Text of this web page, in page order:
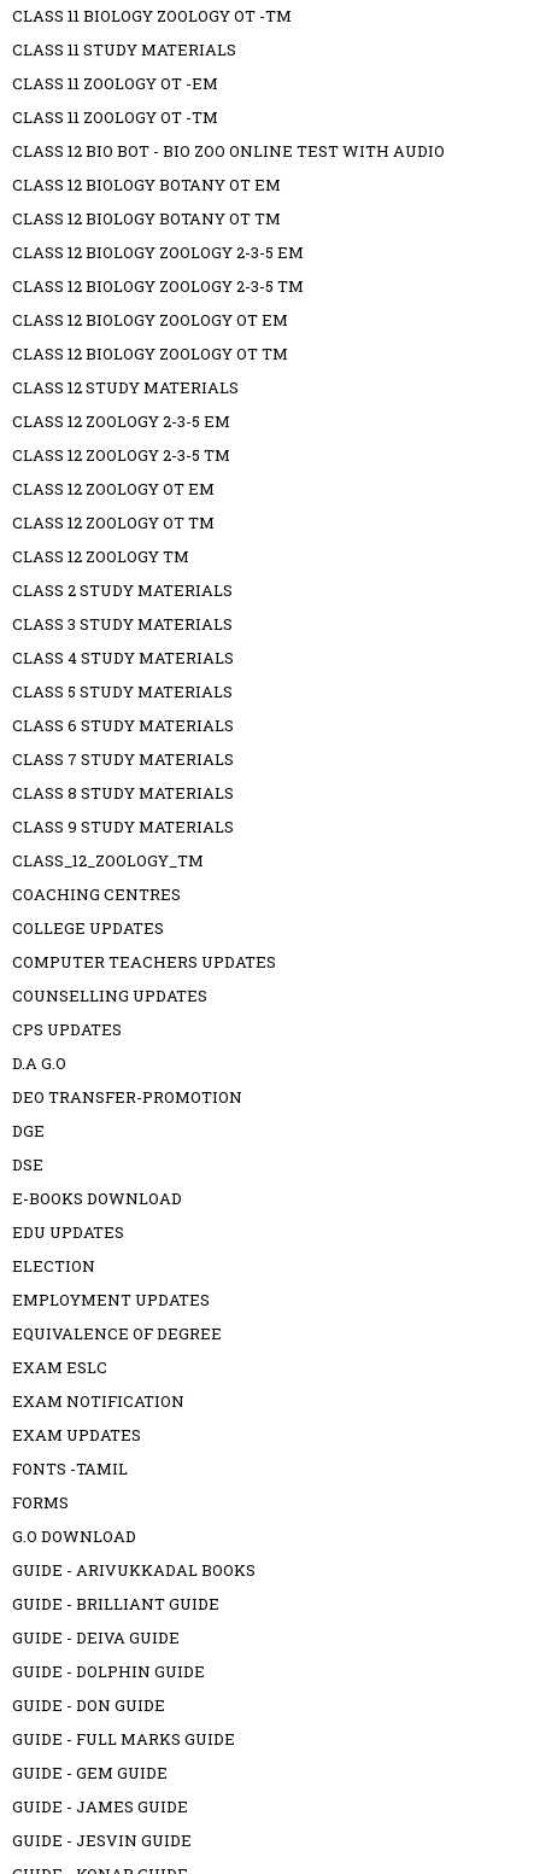
CLASS 11 BIOLOGY ZOOLOGY OT -TM
CLASS 11 STUDY MATERIALS
CLASS 11 ZOOLOGY OT -EM
CLASS 11 ZOOLOGY OT -TM
CLASS 12 BIO BOT - BIO ZOO ONLINE TEST WITH AUDIO
CLASS 12 BIOLOGY BOTANY OT EM
CLASS 12 BIOLOGY BOTANY OT TM
CLASS 12 BIOLOGY ZOOLOGY 2-3-5 EM
CLASS 12 BIOLOGY ZOOLOGY 2-3-5 TM
CLASS 12 BIOLOGY ZOOLOGY OT EM
CLASS 12 BIOLOGY ZOOLOGY OT TM
CLASS 12 STUDY MATERIALS
CLASS 12 ZOOLOGY 2-3-5 EM
CLASS 12 ZOOLOGY 2-3-5 TM
CLASS 12 ZOOLOGY OT EM
CLASS 12 ZOOLOGY OT TM
CLASS 12 ZOOLOGY TM
CLASS 2 STUDY MATERIALS
CLASS 3 STUDY MATERIALS
CLASS 4 STUDY MATERIALS
CLASS 5 STUDY MATERIALS
CLASS 6 STUDY MATERIALS
CLASS 7 STUDY MATERIALS
CLASS 8 STUDY MATERIALS
CLASS 9 STUDY MATERIALS
CLASS_12_ZOOLOGY_TM
COACHING CENTRES
COLLEGE UPDATES
COMPUTER TEACHERS UPDATES
COUNSELLING UPDATES
CPS UPDATES
D.A G.O
DEO TRANSFER-PROMOTION
DGE
DSE
E-BOOKS DOWNLOAD
EDU UPDATES
ELECTION
EMPLOYMENT UPDATES
EQUIVALENCE OF DEGREE
EXAM ESLC
EXAM NOTIFICATION
EXAM UPDATES
FONTS -TAMIL
FORMS
G.O DOWNLOAD
GUIDE - ARIVUKKADAL BOOKS
GUIDE - BRILLIANT GUIDE
GUIDE - DEIVA GUIDE
GUIDE - DOLPHIN GUIDE
GUIDE - DON GUIDE
GUIDE - FULL MARKS GUIDE
GUIDE - GEM GUIDE
GUIDE - JAMES GUIDE
GUIDE - JESVIN GUIDE